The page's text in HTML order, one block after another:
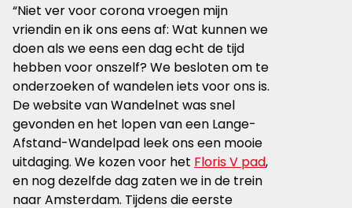
“Niet ver voor corona vroegen mijn
vriendin en ik ons eens af: Wat kunnen we
doen als we eens een dag echt de tijd
hebben voor onszelf? We besloten om te
onderzoeken of wandelen iets voor ons is.
De website van Wandelnet was snel
gevonden en het lopen van een Lange-
Afstand-Wandelpad leek ons een mooie
uitdaging. We kozen voor het Floris V pad,
en nog dezelfde dag zaten we in de trein
naar Amsterdam. Tijdens die eerste